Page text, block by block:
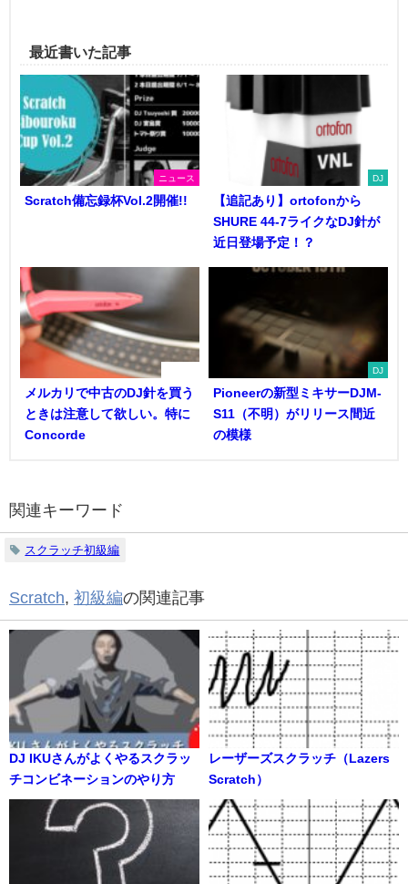
最近書いた記事
ニュース
Scratch備忘録杯Vol.2開催!!
DJ
【追記あり】ortofonから
SHURE 44-7ライクなDJ針が
近日登場予定！？
メルカリで中古のDJ針を買う
ときは注意して欲しい。特に
Concorde
DJ
Pioneerの新型ミキサーDJM-
S11（不明）がリリース間近
の模様
関連キーワード
スクラッチ初級編
Scratch, 初級編の関連記事
DJ IKUさんがよくやるスクラッ
チコンビネーションのやり方
レーザーズスクラッチ（Lazers
Scratch）